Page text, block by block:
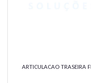
ARTICULACAO